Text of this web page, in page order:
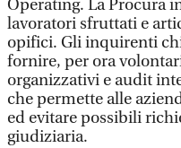
Operating. La Procura
lavoratori sfruttati e
opifici. Gli inquirenti
fornire, per ora
organizzativi e audit
che permette alle
ed evitare possibili
giudiziaria.